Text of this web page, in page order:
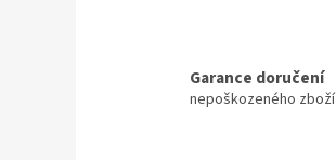
Garance doručení
nepoškozeného zboží